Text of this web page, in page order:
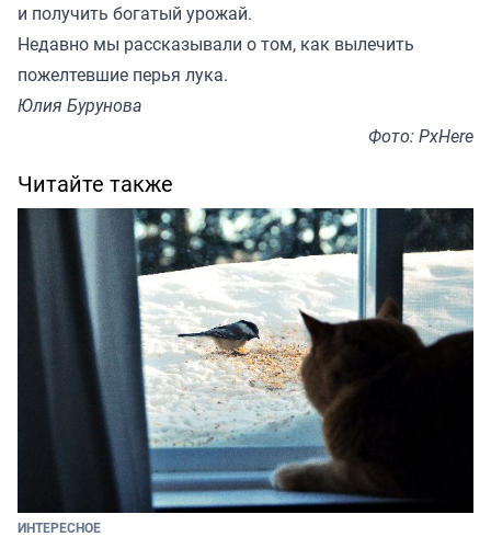
и получить богатый урожай.
Недавно мы рассказывали о том, как вылечить
пожелтевшие перья лука.
Юлия Бурунова
Фото: PxHere
Читайте также
ИНТЕРЕСНОЕ